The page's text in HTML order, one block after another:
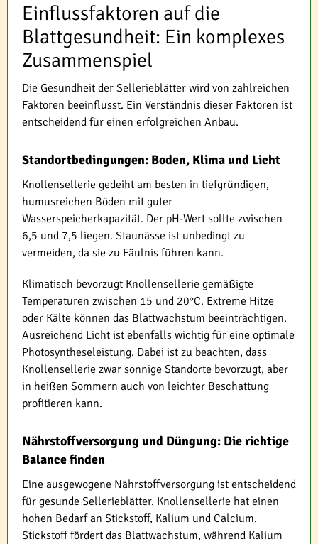
Einflussfaktoren auf die
Blattgesundheit: Ein komplexes
Zusammenspiel
Die Gesundheit der Sellerieblätter wird von zahlreichen
Faktoren beeinflusst. Ein Verständnis dieser Faktoren ist
entscheidend für einen erfolgreichen Anbau.
Standortbedingungen: Boden, Klima und Licht
Knollensellerie gedeiht am besten in tiefgründigen,
humusreichen Böden mit guter
Wasserspeicherkapazität. Der pH-Wert sollte zwischen
6,5 und 7,5 liegen. Staunässe ist unbedingt zu
vermeiden, da sie zu Fäulnis führen kann.
Klimatisch bevorzugt Knollensellerie gemäßigte
Temperaturen zwischen 15 und 20°C. Extreme Hitze
oder Kälte können das Blattwachstum beeinträchtigen.
Ausreichend Licht ist ebenfalls wichtig für eine optimale
Photosyntheseleistung. Dabei ist zu beachten, dass
Knollensellerie zwar sonnige Standorte bevorzugt, aber
in heißen Sommern auch von leichter Beschattung
profitieren kann.
Nährstoffversorgung und Düngung: Die richtige
Balance finden
Eine ausgewogene Nährstoffversorgung ist entscheidend
für gesunde Sellerieblätter. Knollensellerie hat einen
hohen Bedarf an Stickstoff, Kalium und Calcium.
Stickstoff fördert das Blattwachstum, während Kalium